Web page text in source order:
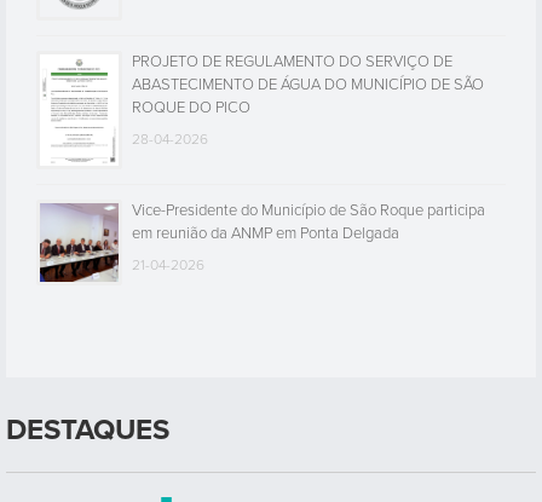
PROJETO DE REGULAMENTO DO SERVIÇO DE
ABASTECIMENTO DE ÁGUA DO MUNICÍPIO DE SÃO
ROQUE DO PICO
28-04-2026
Vice-Presidente do Município de São Roque participa
em reunião da ANMP em Ponta Delgada
21-04-2026
DESTAQUES